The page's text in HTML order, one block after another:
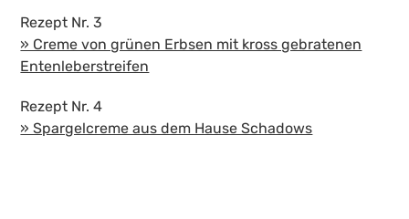
Rezept Nr. 3
» Creme von grünen Erbsen mit kross gebratenen
Entenleberstreifen
Rezept Nr. 4
» Spargelcreme aus dem Hause Schadows